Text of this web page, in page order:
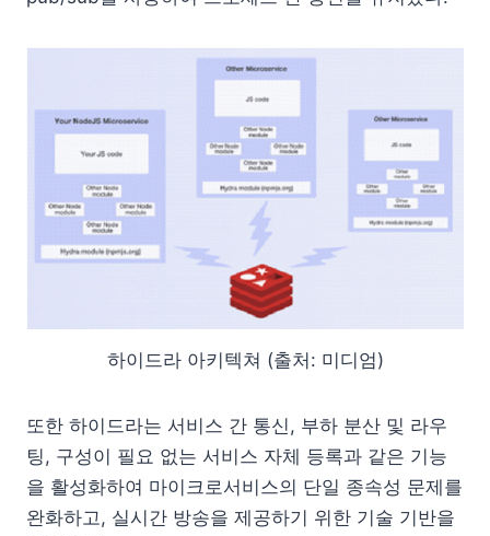
하이드라 아키텍쳐 (출처: 미디엄)
또한 하이드라는 서비스 간 통신, 부하 분산 및 라우
팅, 구성이 필요 없는 서비스 자체 등록과 같은 기능
을 활성화하여 마이크로서비스의 단일 종속성 문제를
완화하고, 실시간 방송을 제공하기 위한 기술 기반을